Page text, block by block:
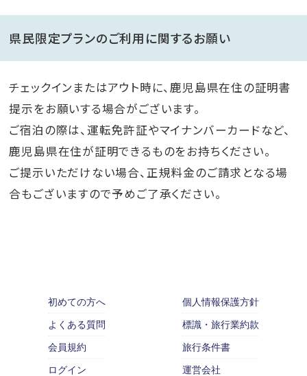
県民限定プランのご利用に関するお願い
チェックインまたはアウト時に、鹿児島県在住の証明書
提示をお願いする場合がございます。
ご宿泊の際は、運転免許証やマイナンバーカードなど、
鹿児島県在住が証明できるものをお持ちください。
ご提示いただけない場合、正規料金のご請求となる場
合もございますので予めご了承ください。
初めての方へ
よくある質問
会員規約
ログイン
個人情報保護方針
標識・旅行業約款
旅行条件書
運営会社